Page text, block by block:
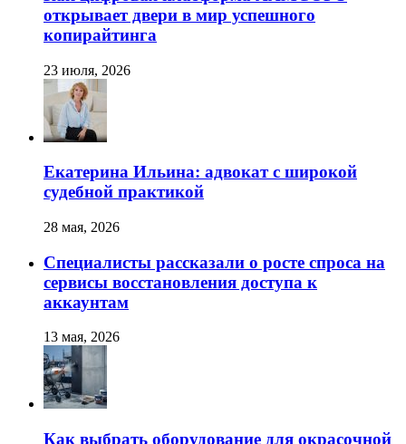
открывает двери в мир успешного
копирайтинга
23 июля, 2026
Екатерина Ильина: адвокат с широкой
судебной практикой
28 мая, 2026
Специалисты рассказали о росте спроса на
сервисы восстановления доступа к
аккаунтам
13 мая, 2026
Как выбрать оборудование для окрасочной